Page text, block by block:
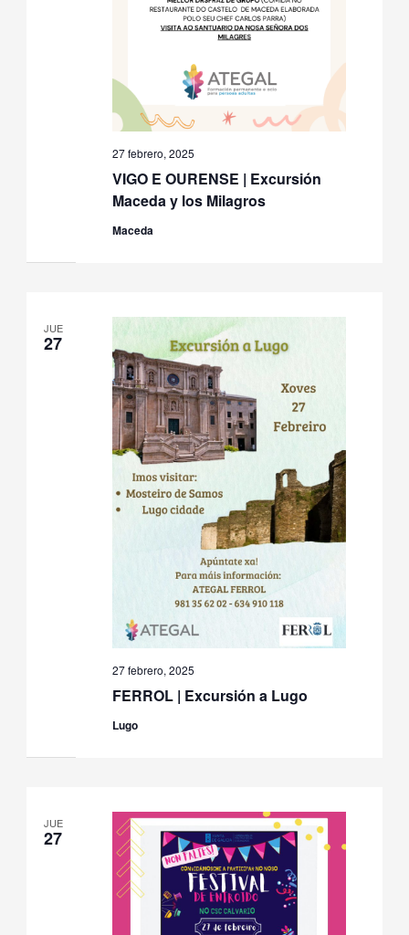
VIGO E OURENSE | Excursión
Maceda y los Milagros
27 febrero, 2025
Maceda
JUE
27
FERROL | Excursión a Lugo
27 febrero, 2025
Lugo
JUE
27